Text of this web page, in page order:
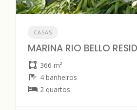
CASAS
366 m²
4 banheiros
2 quartos